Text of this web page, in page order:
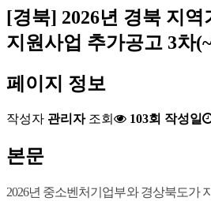
[경북] 2026년 경북 지역
지원사업 추가공고 3차
페이지 정보
작성자 관리자 조회 103회 작성일
본문
2026년 중소벤처기업부와 경상북도가